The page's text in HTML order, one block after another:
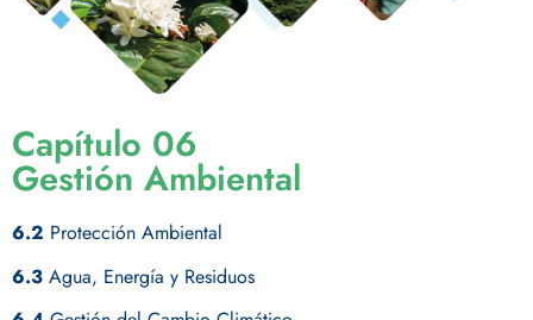
Capítulo 06
Gestión Ambiental
6.2 Protección Ambiental
6.3 Agua, Energía y Residuos